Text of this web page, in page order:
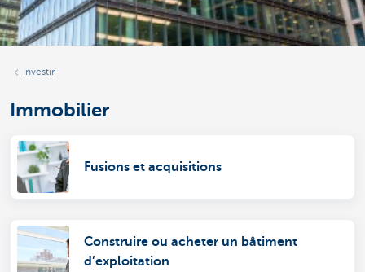
Investir
Immobilier
Fusions et acquisitions
Construire ou acheter un bâtiment
d’exploitation